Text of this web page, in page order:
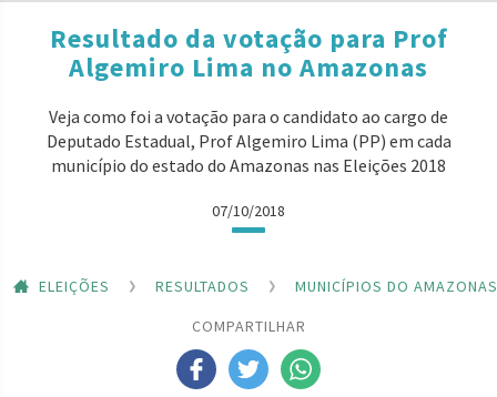
Resultado da votação para Prof
Algemiro Lima no Amazonas
Veja como foi a votação para o candidato ao cargo de
Deputado Estadual, Prof Algemiro Lima (PP) em cada
município do estado do Amazonas nas Eleições 2018
07/10/2018
ELEIÇÕES RESULTADOS
MUNICÍPIOS DO AMAZONAS
COMPARTILHAR